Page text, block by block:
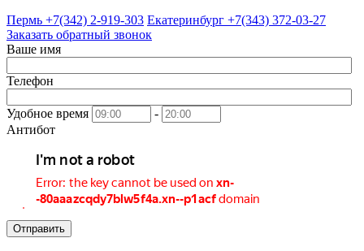
Пермь +7(342) 2-919-303 Екатеринбург +7(343) 372-03-27
Заказать обратный звонок
Ваше имя
Телефон
Удобное время
-
Антибот
Отправить